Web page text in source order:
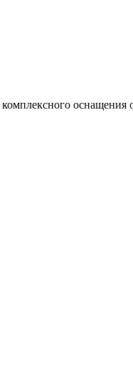
оснащения